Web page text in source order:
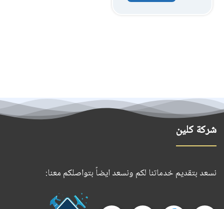
شركة كلين
نسعد بتقديم خدماتنا لكم ونسعد ايضاً بتواصلكم معنا: